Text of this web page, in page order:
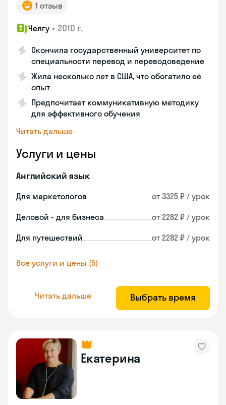
1 отзыв
Челгу • 2010 г.
Окончила государственный университет по
специальности перевод и переводоведение
Жила несколько лет в США, что обогатило её
опыт
Предпочитает коммуникативную методику
для эффективного обучения
Читать дальше
Услуги и цены
Английский язык
Для маркетологов от 3325 ₽ / урок
Деловой - для бизнеса от 2282 ₽ / урок
Для путешествий от 2282 ₽ / урок
Все услуги и цены (5)
Читать дальше Выбрать время
Екатерина